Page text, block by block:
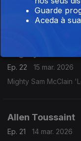
22 mar. 2026
Etta James 'Stormy
Ep. 22
15 mar. 2026
Mighty Sam McClain
Allen Toussaint
Ep. 21
14 mar. 2026
Guarde
Aceda à